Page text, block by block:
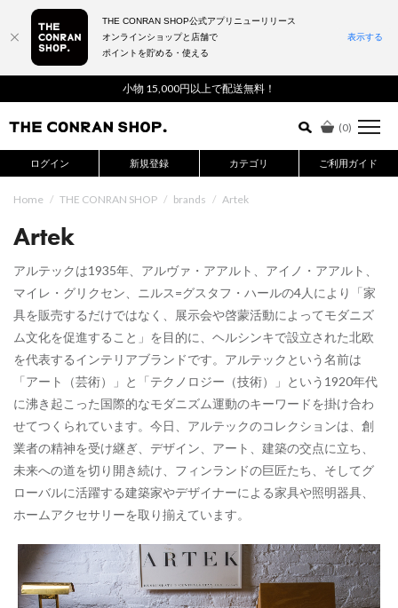
小物 15,000円以上で配送無料！
(0)
ログイン 新規登録 カテゴリ ご利用ガイド
詳細検索はこちら
Home / THE CONRAN SHOP / brands / Artek
Artek
アルテックは1935年、アルヴァ・アアルト、アイノ・アアルト、
マイレ・グリクセン、ニルス=グスタフ・ハールの4人により「家
具を販売するだけではなく、展示会や啓蒙活動によってモダニズ
ム文化を促進すること」を目的に、ヘルシンキで設立された北欧
を代表するインテリアブランドです。アルテックという名前は
「アート（芸術）」と「テクノロジー（技術）」という1920年代
に沸き起こった国際的なモダニズム運動のキーワードを掛け合わ
せてつくられています。今日、アルテックのコレクションは、創
業者の精神を受け継ぎ、デザイン、アート、建築の交点に立ち、
未来への道を切り開き続け、フィンランドの巨匠たち、そしてグ
ローバルに活躍する建築家やデザイナーによる家具や照明器具、
ホームアクセサリーを取り揃えています。
THE CONRAN SHOP公式アプリニューリリース
オンラインショップと店舗で
ポイントを貯める・使える
表示する